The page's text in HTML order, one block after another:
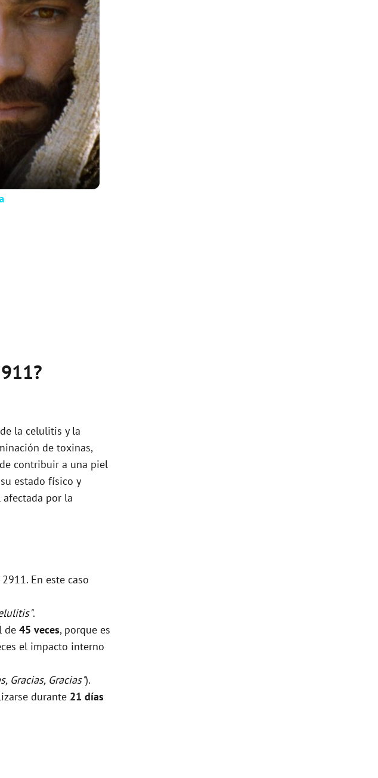
la celulitis y la
de toxinas,
contribuir a una piel
estado físico y
por la
En este caso
.
de 45 veces, porque es
el impacto interno
Gracias, Gracias").
durante 21 días